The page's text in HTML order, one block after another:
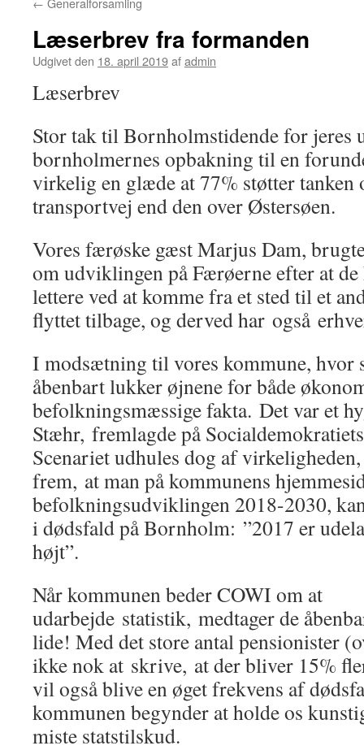
Læserbrev fra formanden
Udgivet den 18. april 2019afadmin
Læserbrev
Stor tak til Bornholmstidende for jeres
bornholmernes opbakning til en
virkelig en glæde at 77% støtter tanken
transportvej end den over Østersøen.
Vores færøske gæst Marjus Dam,
om udviklingen på Færøerne efter at
lettere ved at komme fra et sted til et
flyttet tilbage, og derved har også
I modsætning til vores kommune, hvor
åbenbart lukker øjnene for både
befolkningsmæssige fakta. Det var et
Stæhr, fremlagde på
Scenariet udhules dog af
frem, at man på kommunens
befolkningsudviklingen 2018-2030,
i dødsfald på Bornholm: ”2017 er
højt”.
Når kommunen beder COWI om at
udarbejde statistik, medtager de
lide! Med det store antal pensionister
ikke nok at skrive, at der bliver 15%
vil også blive en øget frekvens af
kommunen begynder at holde os
miste statstilskud.